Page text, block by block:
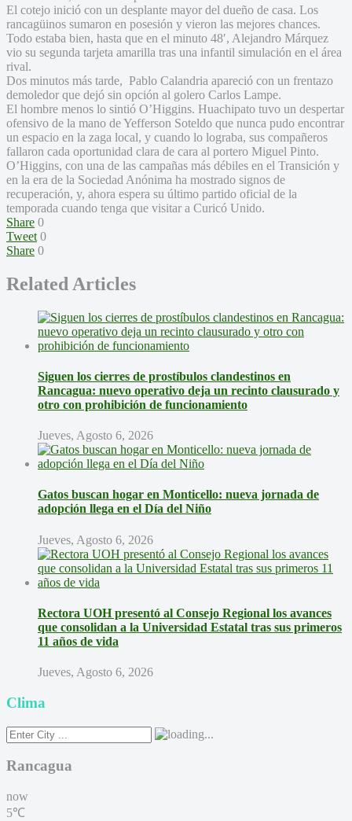
El cotejo inició con un desplante mayor del dueño de casa. Los
rancagüinos sumaron en posesión y vieron las mejores chances.
Todo estaba bien, hasta que en el minuto 48′, Alejandro Márquez
vio su segunda tarjeta amarilla tras una infantil simulación en el área
rival.
Dos minutos más tarde, Pablo Calandria apareció con un frentazo
demoledor que dejó sin opción al golero Carlos Lampe.
El hombre menos lo sintió O’Higgins. Huachipato tuvo un despertar
ofensivo de la mano de Yefferson Soteldo que nunca pudo encontrar
un espacio en la zaga local, y cuando lo lograba, sus compañeros
fallaron cada oportunidad clara de cara al portero Miguel Pinto.
O’Higgins, con una de las campañas más débiles en el Transición y
en la era de la Sociedad Anónima ha mostrado signos de
recuperación, y, ahora espera su último partido oficial de la
temporada cuando tenga que visitar a Curicó Unido.
Share 0
Tweet 0
Share 0
Related Articles
Siguen los cierres de prostíbulos clandestinos en
Rancagua: nuevo operativo deja un recinto clausurado y
otro con prohibición de funcionamiento
Jueves, Agosto 6, 2026
Gatos buscan hogar en Monticello: nueva jornada de
adopción llega en el Día del Niño
Jueves, Agosto 6, 2026
Rectora UOH presentó al Consejo Regional los avances
que consolidan a la Universidad Estatal tras sus primeros
11 años de vida
Jueves, Agosto 6, 2026
Clima
Rancagua
now
5℃